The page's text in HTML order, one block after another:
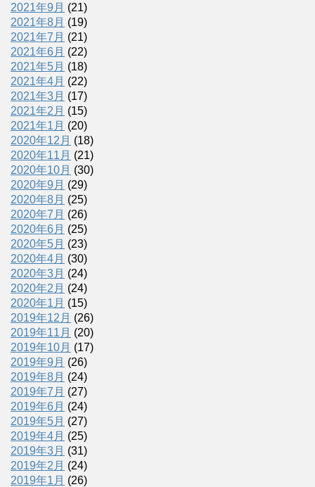
2021年9月 (21)
2021年8月 (19)
2021年7月 (21)
2021年6月 (22)
2021年5月 (18)
2021年4月 (22)
2021年3月 (17)
2021年2月 (15)
2021年1月 (20)
2020年12月 (18)
2020年11月 (21)
2020年10月 (30)
2020年9月 (29)
2020年8月 (25)
2020年7月 (26)
2020年6月 (25)
2020年5月 (23)
2020年4月 (30)
2020年3月 (24)
2020年2月 (24)
2020年1月 (15)
2019年12月 (26)
2019年11月 (20)
2019年10月 (17)
2019年9月 (26)
2019年8月 (24)
2019年7月 (27)
2019年6月 (24)
2019年5月 (27)
2019年4月 (25)
2019年3月 (31)
2019年2月 (24)
2019年1月 (26)